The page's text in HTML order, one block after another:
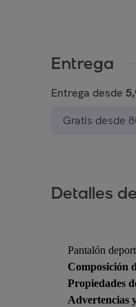
Entrega
Entrega desde
Gratis desde
Detalles
Pantalón
Composición
Propiedades
Advertencias